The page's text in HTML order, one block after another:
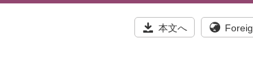
本文へ